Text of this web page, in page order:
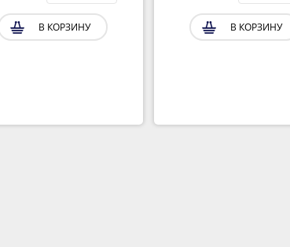
В КОРЗИНУ В КОРЗИНУ